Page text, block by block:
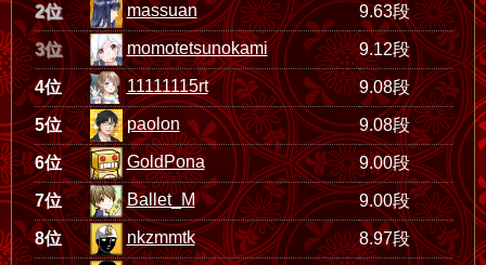
2位 massuan 9.63段
3位 momotetsunokami 9.12段
4位 11111115rt 9.08段
5位 paolon 9.08段
6位 GoldPona 9.00段
7位 Ballet_M 9.00段
8位 nkzmmtk 8.97段